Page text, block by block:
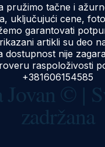
pružimo tačne i
uključujući cene,
garantovati
artikli su deo
dostupnost nije
raspoloživosti
+381606154585
Jovan © |
zadržana